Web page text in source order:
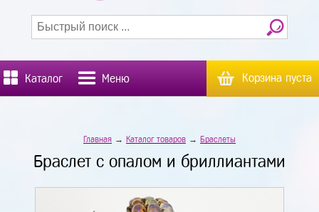
Каталог Меню Корзина пуста
Главная → Каталог товаров → Браслеты
Браслет с опалом и бриллиантами